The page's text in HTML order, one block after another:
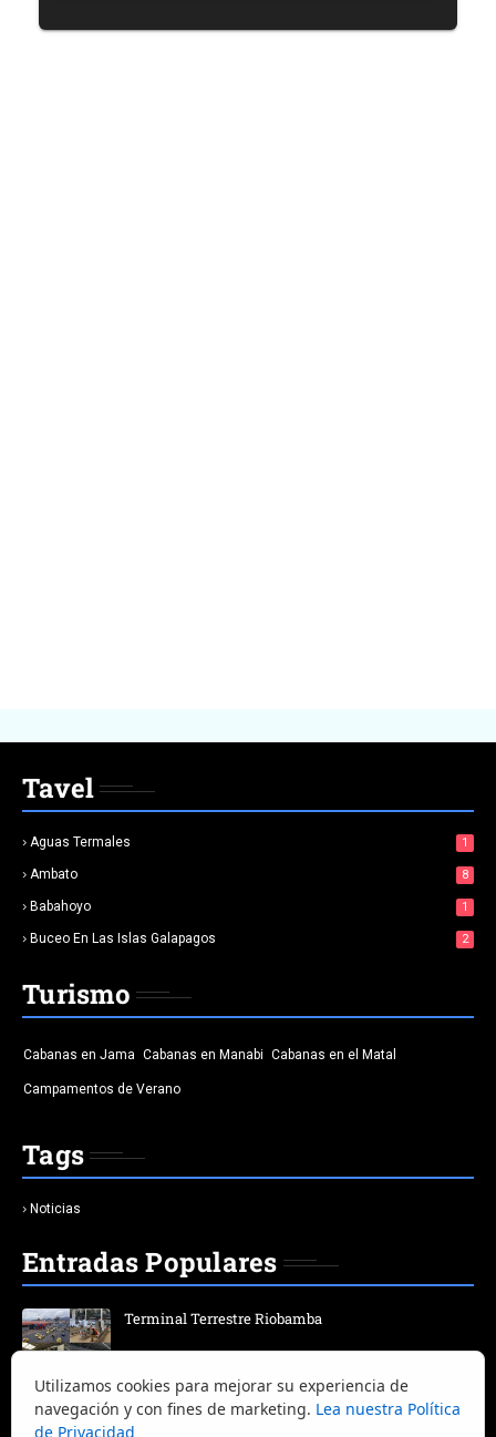
Tavel
Aguas Termales 1
Ambato 8
Babahoyo 1
Buceo En Las Islas Galapagos 2
Turismo
Cabanas en Jama Cabanas en Manabi Cabanas en el Matal
Campamentos de Verano
Tags
Noticias
Entradas Populares
Terminal Terrestre Riobamba
25 Platos Típicos de Guayaquil | Guía Completa
Utilizamos cookies para mejorar su experiencia de
navegación y con fines de marketing. Lea nuestra Política
de Privacidad